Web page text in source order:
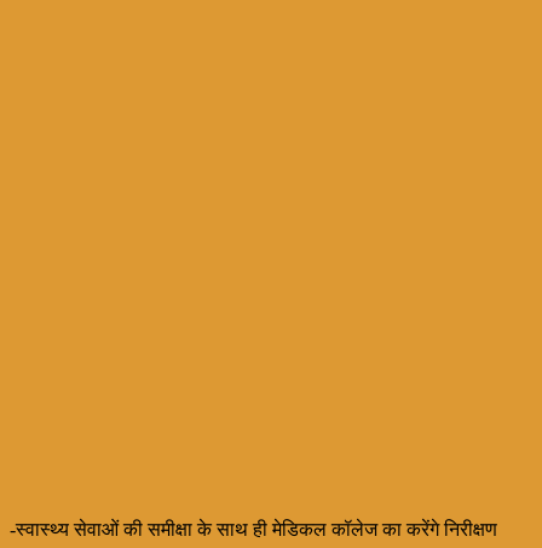
-स्वास्थ्य सेवाओं की समीक्षा के साथ ही मेडिकल कॉलेज का करेंगे निरीक्षण